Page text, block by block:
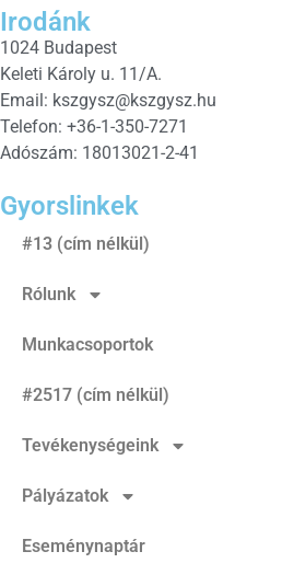
Irodánk
1024 Budapest
Keleti Károly u. 11/A.
Email: kszgysz@kszgysz.hu
Telefon: +36-1-350-7271
Adószám: 18013021-2-41
Gyorslinkek
#13 (cím nélkül)
Rólunk
Munkacsoportok
#2517 (cím nélkül)
Tevékenységeink
Pályázatok
Eseménynaptár